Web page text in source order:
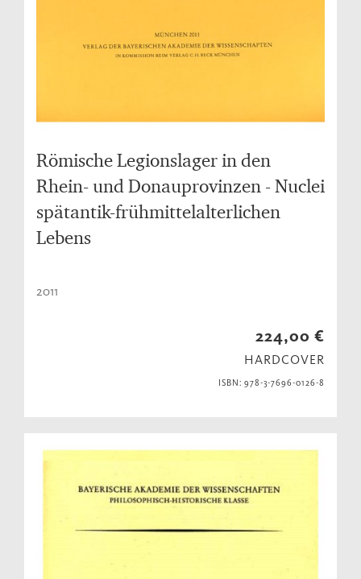
Römische Legionslager in den
Rhein- und Donauprovinzen - Nuclei
spätantik-frühmittelalterlichen
Lebens
2011
224,00 €
HARDCOVER
ISBN: 978-3-7696-0126-8